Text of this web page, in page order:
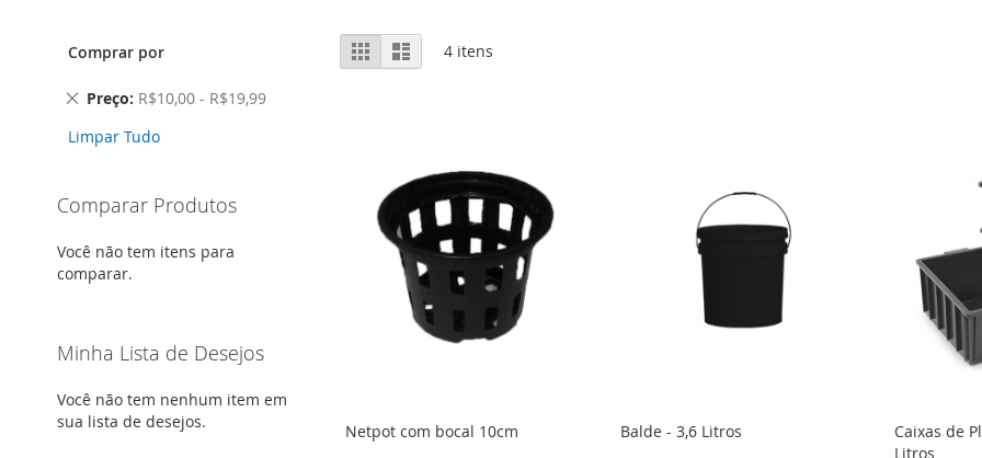
Ver
como
GradeLista 4 itens
Netpot com bocal 10cm
Balde - 3,6 Litros
Caixas de
Litros
Comprar por
Preço R$10,00 - R$19,99
Remover
Item
Limpar Tudo
Comparar Produtos
Você não tem itens para
comparar.
Minha Lista de Desejos
Você não tem nenhum item em
sua lista de desejos.